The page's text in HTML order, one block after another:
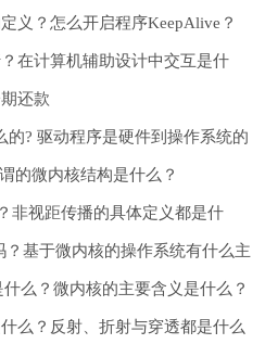
义？怎么开启程序KeepAlive？
在计算机辅助设计中交互是什
还款
的? 驱动程序是硬件到操作系统的
的微内核结构是什么？
非视距传播的具体定义都是什
基于微内核的操作系统有什么主
么？微内核的主要含义是什么？
么？反射、折射与穿透都是什么